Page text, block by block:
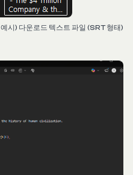
예시) 다운로드 텍스트 파일 (SRT 형태)